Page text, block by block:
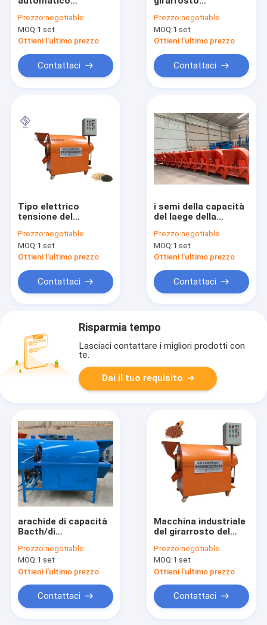
elettrica del
girarrosto una
garanzia da 1 anno
Prezzo:negotiable
MOQ:1 set
Ottieni l'ultimo prezzo
Contattaci
dado, struttura
orizzontale del
cilindro della
girarrosto della soia
Prezzo:negotiable
MOQ:1 set
Ottieni l'ultimo prezzo
Contattaci
Tipo elettrico
tensione del
della
macchina/sesamo
del girarrosto del
Prezzo:negotiable
MOQ:1 set
Ottieni l'ultimo prezzo
Contattaci
i semi della capacità
del laege della
girarrosto del
sesamo dell'arachide
arrostiscono il
Prezzo:negotiable
MOQ:1 set
Ottieni l'ultimo prezzo
Contattaci
Risparmia tempo
Lasciaci contattare i migliori prodotti con
te.
Dai il tuo requisito
arachide di capacità
Bacth/di
girarrosto del
sesamo con alta
efficienza a basso
rumore
Prezzo:negotiable
MOQ:1 set
Ottieni l'ultimo prezzo
Contattaci
Macchina industriale
del girarrosto del
torrefattore da 50
chilogrammi con
riscaldamento a gas
Prezzo:negotiable
MOQ:1 set
Ottieni l'ultimo prezzo
Contattaci